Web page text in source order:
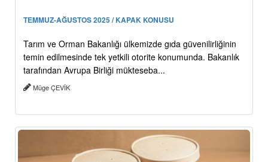
TEMMUZ-AĞUSTOS 2025 / KAPAK KONUSU
Tarım ve Orman Bakanlığı ülkemizde gıda güvenilirliğinin
temin edilmesinde tek yetkili otorite konumunda. Bakanlık
tarafından Avrupa Birliği mükteseba...
Müge ÇEVİK